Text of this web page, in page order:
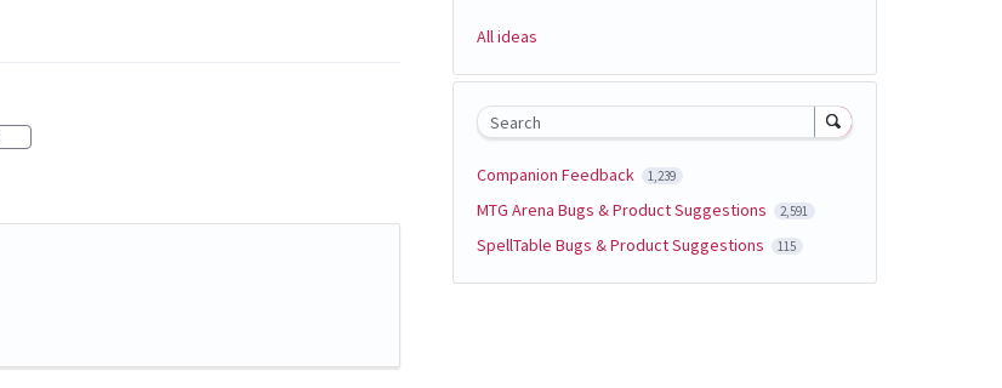
All ideas
Search
Companion Feedback 1,239
MTG Arena Bugs & Product Suggestions 2,591
SpellTable Bugs & Product Suggestions 115